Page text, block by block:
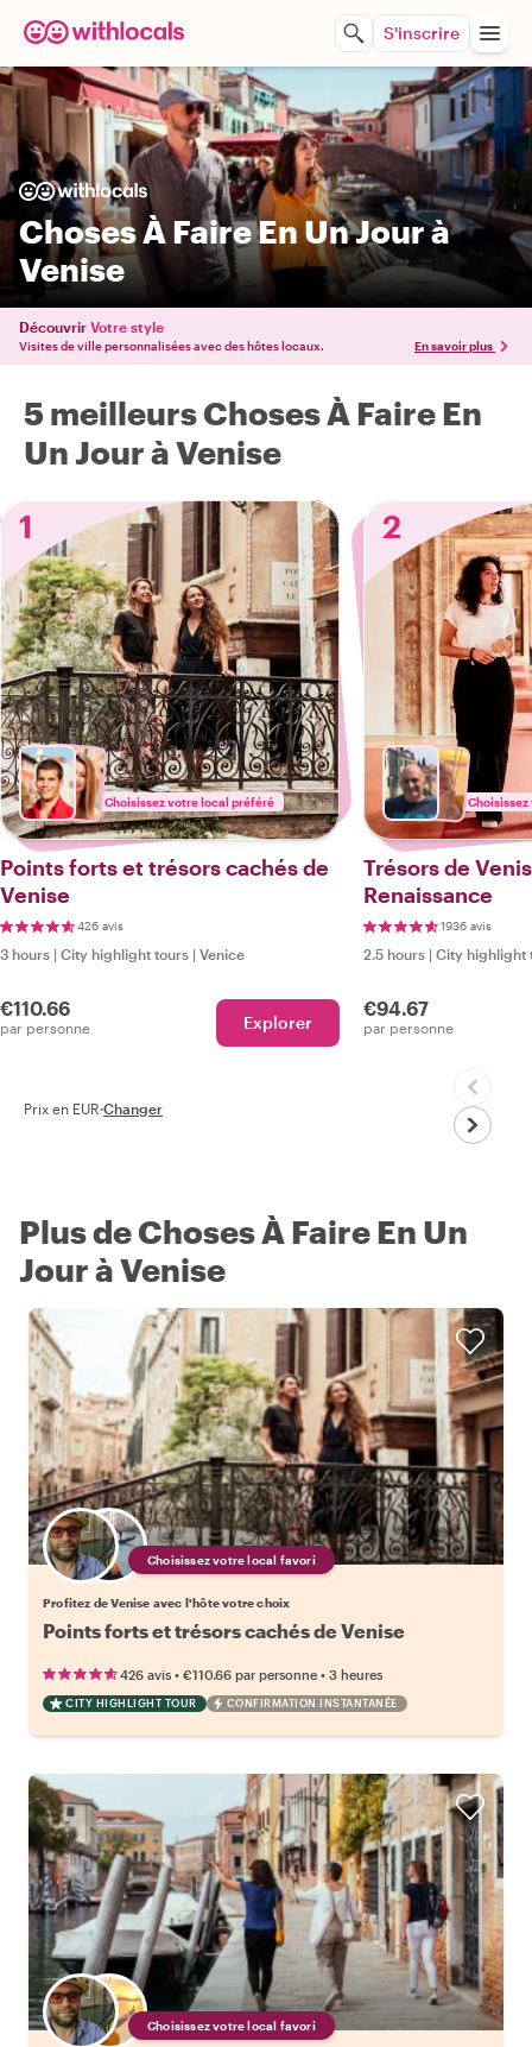
S'inscrire
Choses À Faire En Un Jour à
Venise
Découvrir Votre style
Visites de ville personnalisées avec des hôtes locaux. En savoir plus
5 meilleurs Choses À Faire En
Un Jour à Venise
1
Choisissez votre local préféré
Points forts et trésors cachés de
Venise
426 avis
3 hours | City highlight tours | Venice
€110.66
par personne Explorer
2
Trésors de
Renaissance
1936 avis
2.5 hours | City highlight
€94.67
par personne
Prix en EUR·Changer
Plus de Choses À Faire En Un
Jour à Venise
Choisissez votre local favori
Profitez de Venise avec l'hôte votre choix
Points forts et trésors cachés de Venise
426 avis • €110.66 par personne • 3 heures
CITY HIGHLIGHT TOUR CONFIRMATION INSTANTANÉE
Choisissez votre local favori